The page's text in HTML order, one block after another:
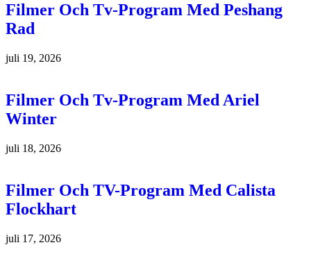
Filmer Och Tv-Program Med Peshang
Rad
juli 19, 2026
Filmer Och Tv-Program Med Ariel
Winter
juli 18, 2026
Filmer Och TV-Program Med Calista
Flockhart
juli 17, 2026